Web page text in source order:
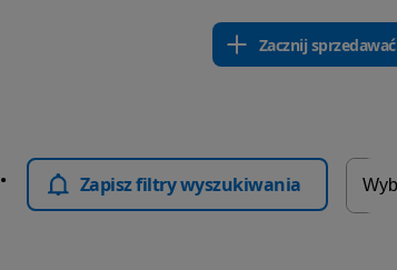
Zacznij sprzedawać
Zapisz filtry wyszukiwania